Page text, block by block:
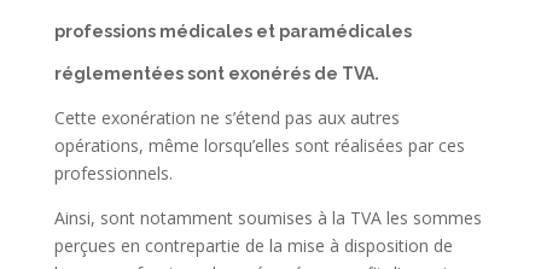
professions médicales et paramédicales
réglementées sont exonérés de TVA.
Cette exonération ne s’étend pas aux autres
opérations, même lorsqu’elles sont réalisées par ces
professionnels.
Ainsi, sont notamment soumises à la TVA les sommes
perçues en contrepartie de la mise à disposition de